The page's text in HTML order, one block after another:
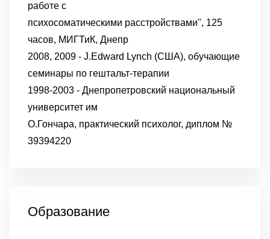
работе с
психосоматическими расстройствами", 125
часов, МИГТиК, Днепр
2008, 2009 - J.Edward Lynch (США), обучающие
семинары по гештальт-терапии
1998-2003 - Днепропетровский национальный
университет им
О.Гончара, практический психолог, диплом №
39394220
Образование